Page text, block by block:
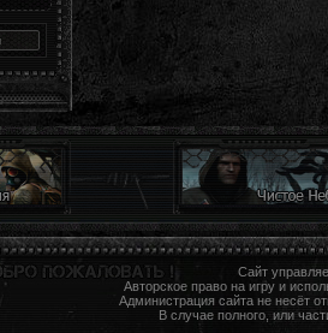
Сайт
Авторское право на игру и
Администрация сайта не несёт
В случае полного, или